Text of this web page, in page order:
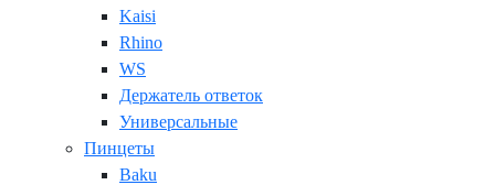
Kaisi
Rhino
WS
Держатель ответок
Универсальные
Пинцеты
Baku